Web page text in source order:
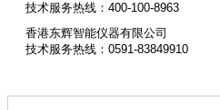
技术服务热线：400-100-8963
香港东辉智能仪器有限公司
技术服务热线：0591-83849910